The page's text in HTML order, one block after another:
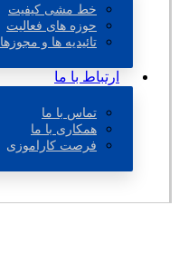
خط مشی کیفیت
حوزه های فعالیت
تائیدیه ها و مجوزها
ارتباط با ما
تماس با ما
همکاری با ما
فرصت کاراموزی